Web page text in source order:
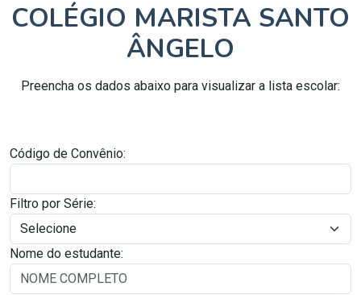
COLÉGIO MARISTA SANTO
ÂNGELO
Preencha os dados abaixo para visualizar a lista escolar:
Código de Convênio:
Filtro por Série:
Nome do estudante: